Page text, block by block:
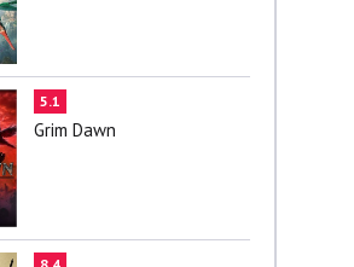
5.1
Grim Dawn